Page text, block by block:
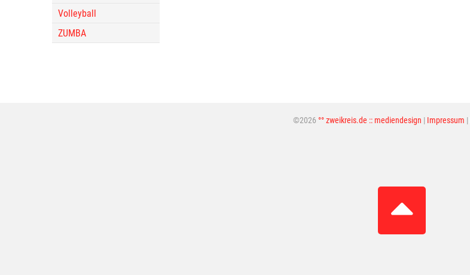
Volleyball
ZUMBA
©2026 °° zweikreis.de :: mediendesign | Impressum |